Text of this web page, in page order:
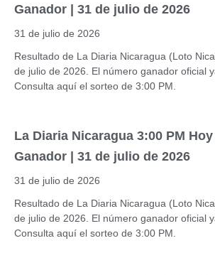
Ganador | 31 de julio de 2026
31 de julio de 2026
Resultado de La Diaria Nicaragua (Loto
de julio de 2026. El número ganador oficial
Consulta aquí el sorteo de 3:00 PM.
La Diaria Nicaragua 3:00 PM
Ganador | 31 de julio de 2026
31 de julio de 2026
Resultado de La Diaria Nicaragua (Loto
de julio de 2026. El número ganador oficial
Consulta aquí el sorteo de 3:00 PM.